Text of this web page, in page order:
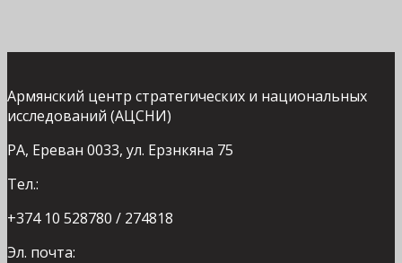
Армянский центр стратегических и национальных
исследований (АЦСНИ)
РА, Ереван 0033, ул. Ерзнкяна 75
Тел.:
+374 10 528780 / 274818
Эл. почта: